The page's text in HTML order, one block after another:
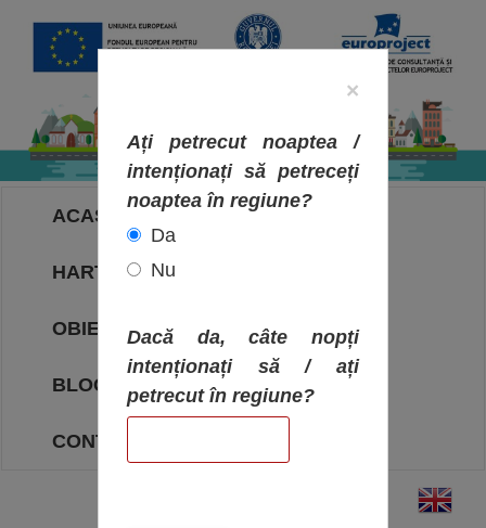
ACASA
HARTA OBIECTIVELOR
OBIECTIVE
BLOG
CONTACT
×
Ați petrecut noaptea /
intenționați să petreceți
noaptea în regiune?
Da
Nu
Dacă da, câte nopți
intenționați să / ați
petrecut în regiune?